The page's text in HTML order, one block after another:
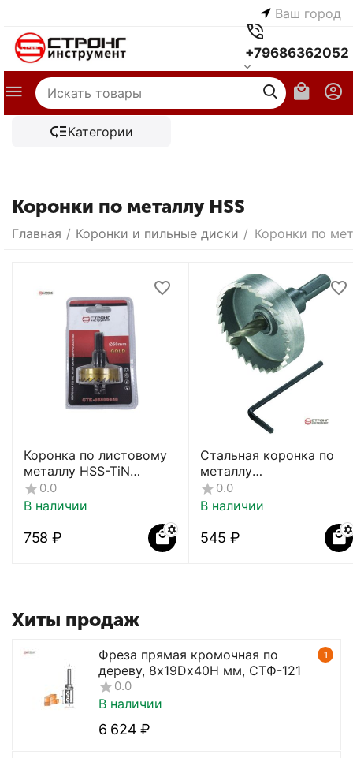
Ваш город
+79686362052
Категории
Коронки по металлу HSS
Главная / Коронки и пильные диски / Коронки по
Коронка по листовому
металлу HSS-TiN
СТК-058
0.0
В наличии
‍758‍ ₽
Стальная коронка по
металлу
цилиндрическая HSS
СТК-063
0.0
В наличии
‍545‍ ₽
Хиты продаж
1
Фреза прямая кромочная по
дереву, 8х19Dх40H мм, CTФ-121
0.0
В наличии
6 624 ₽